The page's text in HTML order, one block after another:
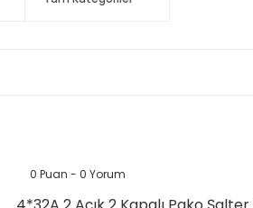
0 Puan - 0 Yorum